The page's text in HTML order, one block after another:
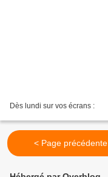
Dès lundi sur vos écrans :
< Page précédente